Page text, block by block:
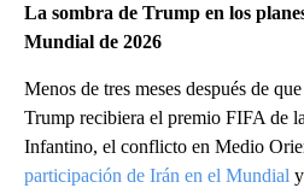
La sombra de Trump en los
Mundial de 2026
Menos de tres meses después de
Trump recibiera el premio FIFA de
Infantino, el conflicto en Medio
participación de Irán en el Mundial